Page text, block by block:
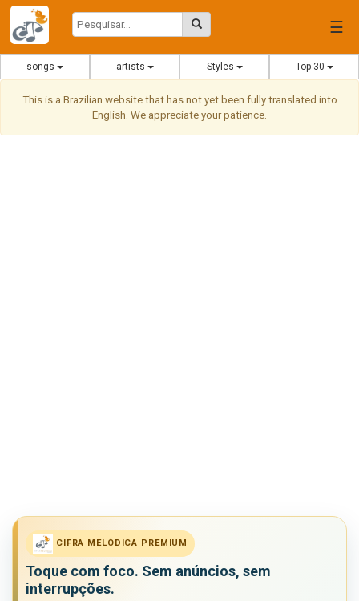
☰
songs artists Styles Top 30
This is a Brazilian website that has not yet been fully translated into
English. We appreciate your patience.
CIFRA MELÓDICA PREMIUM
Toque com foco. Sem anúncios, sem
interrupções.